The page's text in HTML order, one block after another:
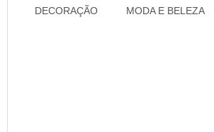
DECORAÇÃO MODA E BELEZA